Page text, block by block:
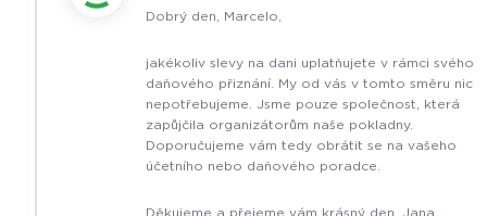
Dobrý den, Marcelo,
jakékoliv slevy na dani uplatňujete v rámci svého
daňového přiznání. My od vás v tomto směru nic
nepotřebujeme. Jsme pouze společnost, která
zapůjčila organizátorům naše pokladny.
Doporučujeme vám tedy obrátit se na vašeho
účetního nebo daňového poradce.
Děkujeme a přejeme vám krásný den. Jana